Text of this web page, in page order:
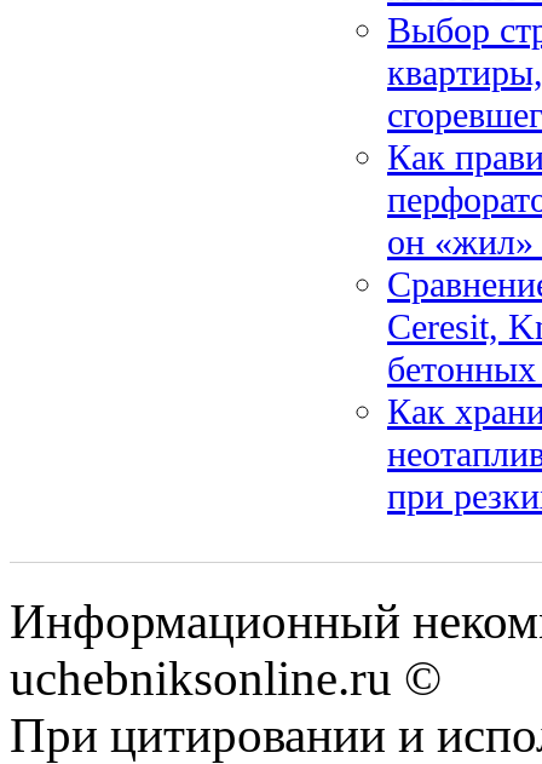
Выбор
Как
он
Ceresit,
Как
при
Информационный
uchebniksonline.ru ©
При цитировании и